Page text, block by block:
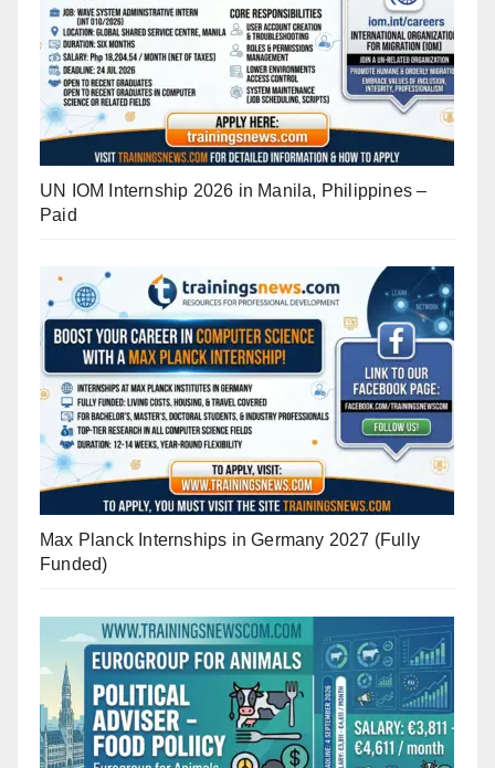
UN IOM Internship 2026 in Manila, Philippines –
Paid
Max Planck Internships in Germany 2027 (Fully
Funded)